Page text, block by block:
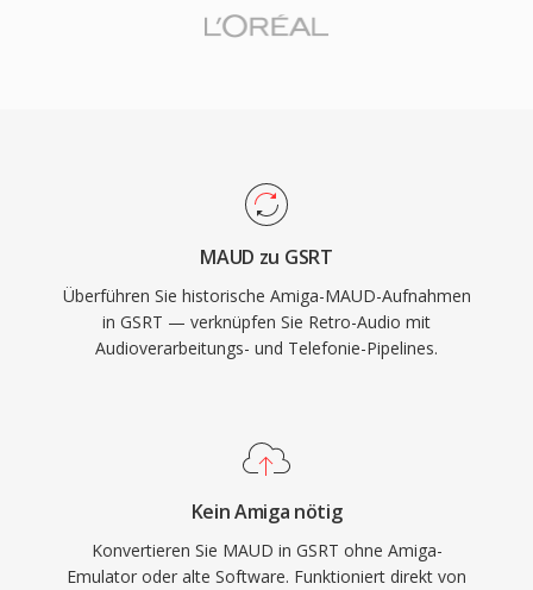
MAUD zu GSRT
Überführen Sie historische Amiga-MAUD-Aufnahmen
in GSRT — verknüpfen Sie Retro-Audio mit
Audioverarbeitungs- und Telefonie-Pipelines.
Kein Amiga nötig
Konvertieren Sie MAUD in GSRT ohne Amiga-
Emulator oder alte Software. Funktioniert direkt von